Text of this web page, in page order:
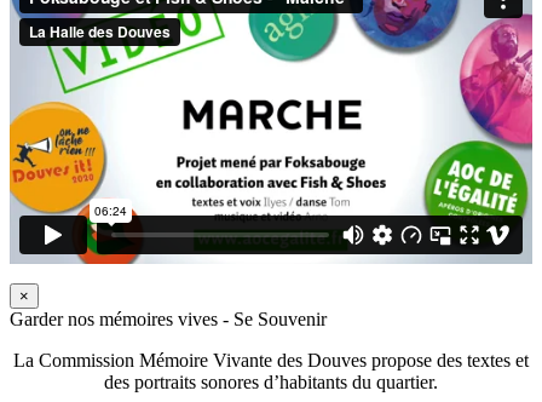
×
Garder nos mémoires vives - Se Souvenir
La Commission Mémoire Vivante des Douves propose des textes et
des portraits sonores d’habitants du quartier.